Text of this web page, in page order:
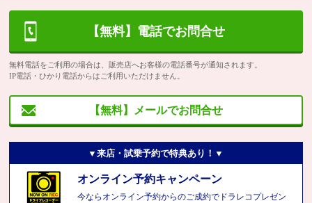
【無料】電話でお問合せ
無料電話をご利用の場合は、販売店へお客様の電話番号が通知されます。
IP電話・ひかり電話からはご利用いただけません。
【無料】メールでお問合せ
▼来店・試乗予約で特典あり！▼
オンライン予約キャンペーン
今ならオンライン予約からのご成約でドラレコプレゼン